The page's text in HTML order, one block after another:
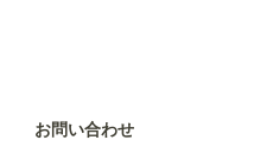
お問い合わせ